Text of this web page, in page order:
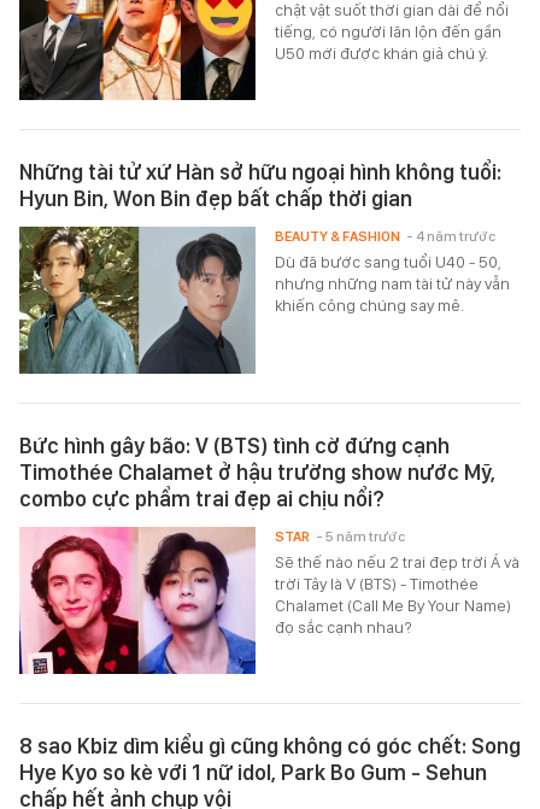
chật vật suốt thời gian dài để nổi
tiếng, có người lăn lộn đến gần
U50 mới được khán giả chú ý.
Những tài tử xứ Hàn sở hữu ngoại hình không tuổi:
Hyun Bin, Won Bin đẹp bất chấp thời gian
Dù đã bước sang tuổi U40 - 50,
nhưng những nam tài tử này vẫn
khiến công chúng say mê.
BEAUTY & FASHION - 4 năm trước
Bức hình gây bão: V (BTS) tình cờ đứng cạnh
Timothée Chalamet ở hậu trường show nước Mỹ,
combo cực phẩm trai đẹp ai chịu nổi?
Sẽ thế nào nếu 2 trai đẹp trời Á và
trời Tây là V (BTS) - Timothée
Chalamet (Call Me By Your Name)
đọ sắc cạnh nhau?
STAR - 5 năm trước
8 sao Kbiz dìm kiểu gì cũng không có góc chết: Song
Hye Kyo so kè với 1 nữ idol, Park Bo Gum - Sehun
chấp hết ảnh chụp vội